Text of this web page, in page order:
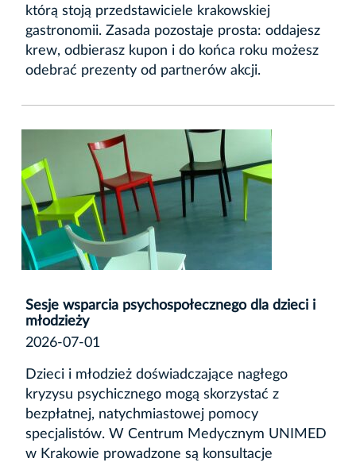
którą stoją przedstawiciele krakowskiej
gastronomii. Zasada pozostaje prosta: oddajesz
krew, odbierasz kupon i do końca roku możesz
odebrać prezenty od partnerów akcji.
Sesje wsparcia psychospołecznego dla dzieci i
młodzieży
2026-07-01
Dzieci i młodzież doświadczające nagłego
kryzysu psychicznego mogą skorzystać z
bezpłatnej, natychmiastowej pomocy
specjalistów. W Centrum Medycznym UNIMED
w Krakowie prowadzone są konsultacje